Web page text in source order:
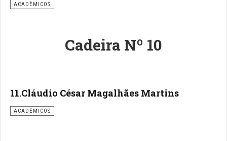
ACADÊMICOS
Cadeira Nº 10
11.Cláudio César Magalhães Martins
ACADÊMICOS